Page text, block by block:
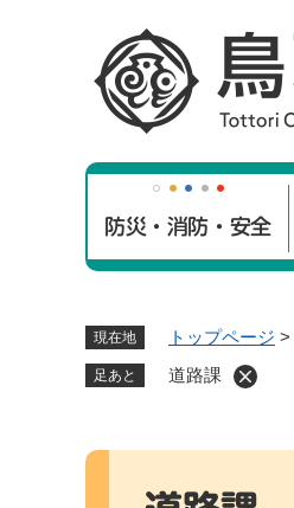
防災・消防・安全
現在地 トップページ >
足あと 道路課
本